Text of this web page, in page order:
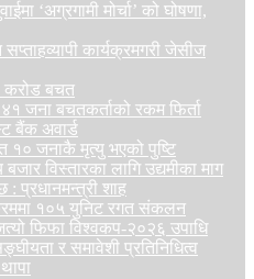
‘अग्रगामी मोर्चा’ को घोषणा,
कार्यक्रमगरी जेसीज
करोड बचत
जना बचतकर्ताको रकम फिर्ता
बैंक अवार्ड
१० जनाकै मृत्यु भएको पुष्टि
बजार विस्तारका लागि उद्यमीका माग
: प्रधानमन्त्री शाह
१०५ युनिट रगत संकलन
फिफा विश्वकप-२०२६ उपाधि
र समावेशी प्रतिनिधित्व